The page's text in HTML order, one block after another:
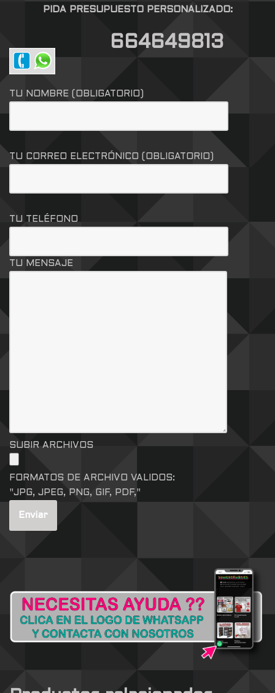
PIDA PRESUPUESTO PERSONALIZADO:
664649813
TU NOMBRE (OBLIGATORIO)
TU CORREO ELECTRÓNICO (OBLIGATORIO)
TU TELÉFONO
TU MENSAJE
SUBIR ARCHIVOS
FORMATOS DE ARCHIVO VALIDOS:
"JPG, JPEG, PNG, GIF, PDF,"